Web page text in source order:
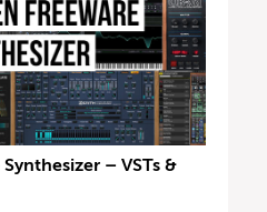
– VSTs &